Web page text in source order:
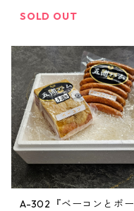
SOLD OUT
A-302『ベーコンとポー